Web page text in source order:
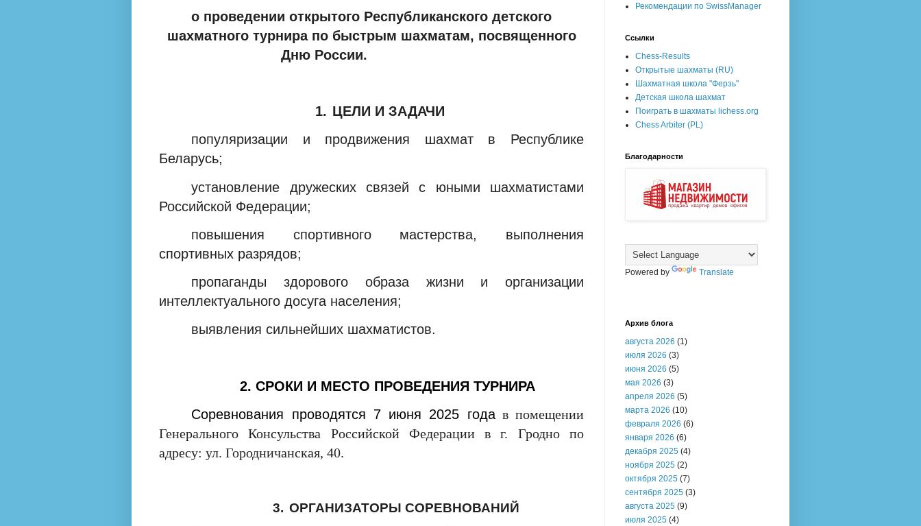
о проведении открытого Республиканского детского
шахматного турнира по быстрым шахматам, посвященного
Дню России.
1. ЦЕЛИ И ЗАДАЧИ
популяризации и продвижения шахмат в Республике
Беларусь;
установление дружеских связей с юными шахматистами
Российской Федерации;
повышения спортивного мастерства, выполнения
спортивных разрядов;
пропаганды здорового образа жизни и организации
интеллектуального досуга населения;
выявления сильнейших шахматистов.
2. СРОКИ И МЕСТО ПРОВЕДЕНИЯ ТУРНИРА
Соревнования проводятся 7 июня 2025 годав помещении
Генерального Консульства Российской Федерации в г. Гродно по
адресу: ул. Городничанская, 40.
3. ОРГАНИЗАТОРЫ СОРЕВНОВАНИЙ
Рекомендации по SwissManager
Ссылки
Chess-Results
Открытые шахматы (RU)
Шахматная школа "Ферзь"
Детская школа шахмат
Поиграть в шахматы lichess.org
Chess Arbiter (PL)
Благодарности
Powered by Translate
Архив блога
августа 2026 (1)
июля 2026 (3)
июня 2026 (5)
мая 2026 (3)
апреля 2026 (5)
марта 2026 (10)
февраля 2026 (6)
января 2026 (6)
декабря 2025 (4)
ноября 2025 (2)
октября 2025 (7)
сентября 2025 (3)
августа 2025 (9)
июля 2025 (4)